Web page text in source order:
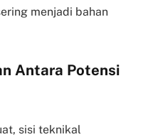
menjadi bahan
Antara Potensi
sisi teknikal